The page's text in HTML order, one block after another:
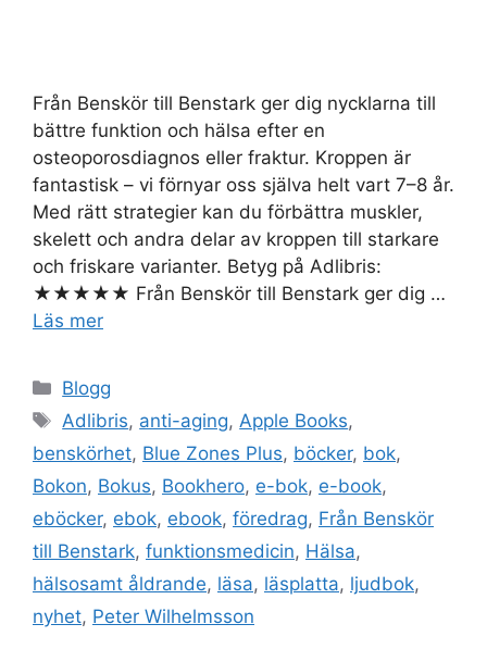
Från Benskör till Benstark ger dig nycklarna till
bättre funktion och hälsa efter en
osteoporosdiagnos eller fraktur. Kroppen är
fantastisk – vi förnyar oss själva helt vart 7–8 år.
Med rätt strategier kan du förbättra muskler,
skelett och andra delar av kroppen till starkare
och friskare varianter. Betyg på Adlibris:
★★★★★ Från Benskör till Benstark ger dig …
Läs mer
Kategorier
Blogg
Etiketter
Adlibris, anti-aging, Apple Books,
benskörhet, Blue Zones Plus, böcker, bok,
Bokon, Bokus, Bookhero, e-bok, e-book,
eböcker, ebok, ebook, föredrag, Från Benskör
till Benstark, funktionsmedicin, Hälsa,
hälsosamt åldrande, läsa, läsplatta, ljudbok,
nyhet, Peter Wilhelmsson